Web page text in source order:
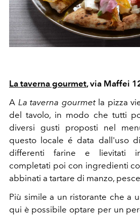
La taverna gourmet, via Maffei
A La taverna gourmetla pizza
del tavolo, in modo che tutti
diversi gusti proposti nel
questo locale é data dall'uso
differenti farine e lievitati
completati poi con ingredienti
abbinati a tartare di manzo,
Più simile a un ristorante che a
qui è possibile optare per un